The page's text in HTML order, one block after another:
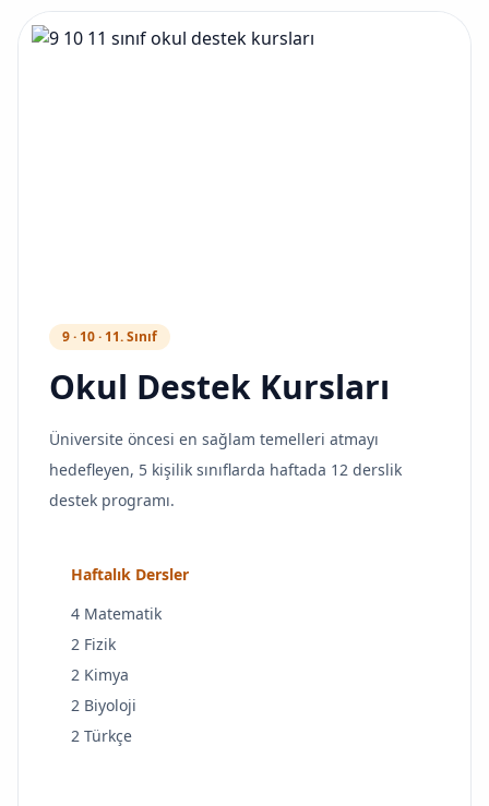
9 · 10 · 11. Sınıf
Okul Destek Kursları
Üniversite öncesi en sağlam temelleri atmayı
hedefleyen, 5 kişilik sınıflarda haftada 12 derslik
destek programı.
Haftalık Dersler
4 Matematik
2 Fizik
2 Kimya
2 Biyoloji
2 Türkçe